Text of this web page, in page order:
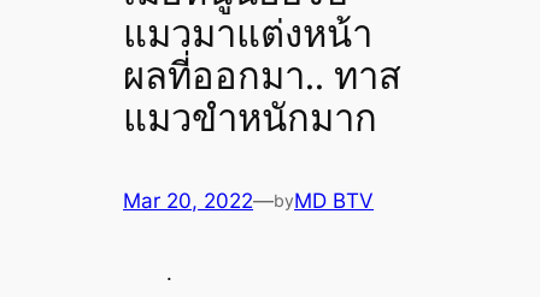
แมวมาแต่งหน้า
ผลที่ออกมา.. ทาส
แมวขำหนักมาก
Mar 20, 2022—byMD BTV
.